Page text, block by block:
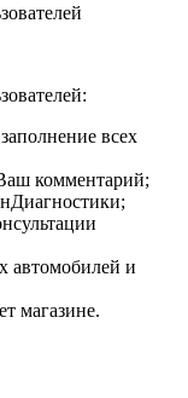
всех
комментарий;
автомобилей и
магазине.